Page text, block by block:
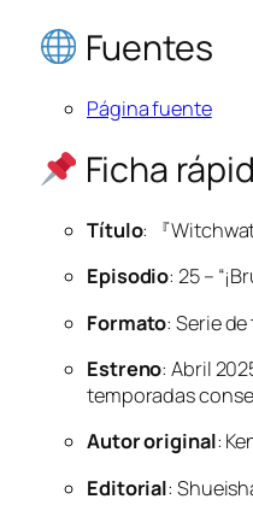
Fuentes
Página fuente
Ficha
Título: 『
Episodio: 25 –
Formato: Serie
Estreno: Abril
temporadas
Autor original:
Editorial: